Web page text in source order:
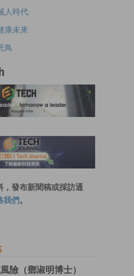
人時代
康未來
鳥
，發布新聞稿或採訪通
我們 。
險（鄧淑明博士）